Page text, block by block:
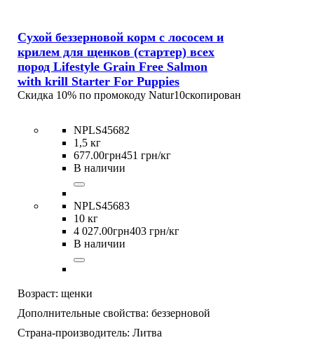
Сухой беззерновой корм с лососем и
крилем для щенков (стартер) всех
пород Lifestyle Grain Free Salmon
with krill Starter For Puppies
Скидка 10% по промокоду Natur10скопирован
NPLS45682
1,5 кг
677.00грн451 грн/кг
В наличии
NPLS45683
10 кг
4 027.00грн403 грн/кг
В наличии
Возраст: щенки
Дополнительные свойства: беззерновой
Страна-производитель: Литва